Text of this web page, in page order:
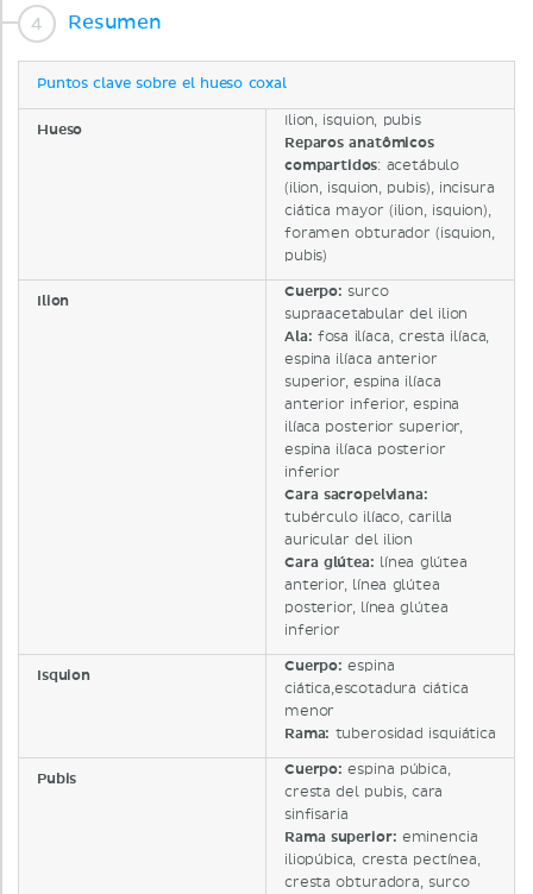
Resumen
Puntos clave sobre el hueso coxal
Hueso
Ilion, isquion, pubis
Reparos anatômicos
compartidos: acetábulo
(ilion, isquion, pubis), incisura
ciática mayor (ilion, isquion),
foramen obturador (isquion,
pubis)
Ilion
Cuerpo: surco
supraacetabular del ilion
Ala: fosa ilíaca, cresta ilíaca,
espina ilíaca anterior
superior, espina ilíaca
anterior inferior, espina
ilíaca posterior superior,
espina ilíaca posterior
inferior
Cara sacropelviana:
tubérculo ilíaco, carilla
auricular del ilion
Cara glútea: línea glútea
anterior, línea glútea
posterior, línea glútea
inferior
Isquion
Cuerpo: espina
ciática,escotadura ciática
menor
Rama: tuberosidad isquiática
Pubis
Cuerpo: espina púbica,
cresta del pubis, cara
sinfisaria
Rama superior: eminencia
iliopúbica, cresta pectínea,
cresta obturadora, surco